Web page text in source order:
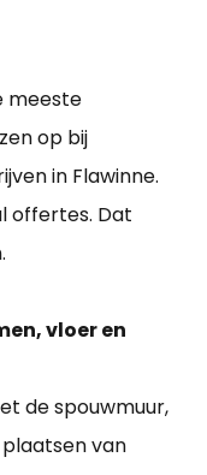
meeste
op bij
in Flawinne.
offertes. Dat
vloer en
de spouwmuur,
van